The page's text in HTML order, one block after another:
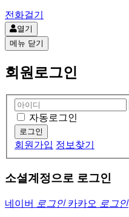
전화걸기
열기
메뉴 닫기
회원로그인
자동로그인
회원가입 정보찾기
소셜계정으로 로그인
네이버 로그인 카카오 로그인